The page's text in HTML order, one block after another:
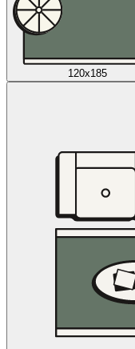
120x185